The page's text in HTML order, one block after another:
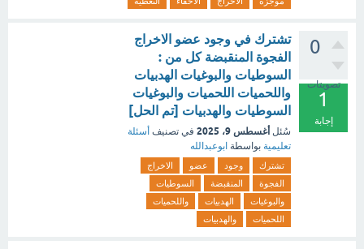
0
تصويتات
1
إجابة
تشترك في وجود عضو الاخراج
الفجوة المنقبضة كل من :
السوطيات والبوغيات الهدبيات
واللحميات اللحميات والبوغيات
السوطيات والهدبيات [تم الحل]
سُئل أغسطس 9، 2025 في تصنيف أسئلة
تعليمية بواسطة ابوعبدالله
تشترك وجود عضو
الاخراج
الفجوة
المنقبضة
السوطيات
والبوغيات
الهدبيات
واللحميات
اللحميات
والهدبيات